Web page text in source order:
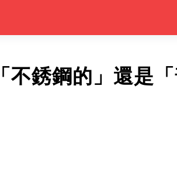
不銹鋼的」還是